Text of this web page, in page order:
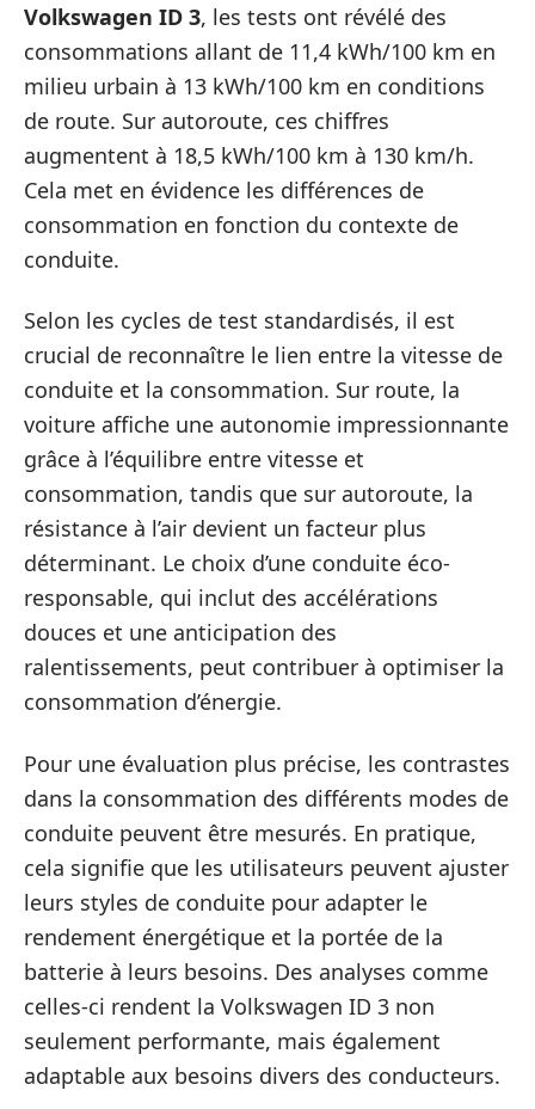
Volkswagen ID 3, les tests ont révélé des
consommations allant de 11,4 kWh/100 km en
milieu urbain à 13 kWh/100 km en conditions
de route. Sur autoroute, ces chiffres
augmentent à 18,5 kWh/100 km à 130 km/h.
Cela met en évidence les différences de
consommation en fonction du contexte de
conduite.
Selon les cycles de test standardisés, il est
crucial de reconnaître le lien entre la vitesse de
conduite et la consommation. Sur route, la
voiture affiche une autonomie impressionnante
grâce à l’équilibre entre vitesse et
consommation, tandis que sur autoroute, la
résistance à l’air devient un facteur plus
déterminant. Le choix d’une conduite éco-
responsable, qui inclut des accélérations
douces et une anticipation des
ralentissements, peut contribuer à optimiser la
consommation d’énergie.
Pour une évaluation plus précise, les contrastes
dans la consommation des différents modes de
conduite peuvent être mesurés. En pratique,
cela signifie que les utilisateurs peuvent ajuster
leurs styles de conduite pour adapter le
rendement énergétique et la portée de la
batterie à leurs besoins. Des analyses comme
celles-ci rendent la Volkswagen ID 3 non
seulement performante, mais également
adaptable aux besoins divers des conducteurs.